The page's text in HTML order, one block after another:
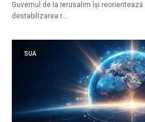
Guvernul de la Ierusalim își
destabilizarea r…
SUA